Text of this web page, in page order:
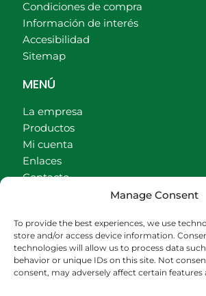
Manage Consent
To provide the best experiences, we use
store and/or access device information.
technologies will allow us to process data
behavior or unique IDs on this site. Not
consent, may adversely affect certain features
Condiciones de compra
Información de interés
Accesibilidad
Sitemap
MENÚ
La empresa
Productos
Mi cuenta
Enlaces
Contacto
CONTACTO
942540013